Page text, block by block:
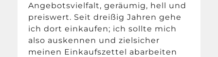
Angebotsvielfalt, geräumig, hell und
preiswert. Seit dreißig Jahren gehe
ich dort einkaufen; ich sollte mich
also auskennen und zielsicher
meinen Einkaufszettel abarbeiten